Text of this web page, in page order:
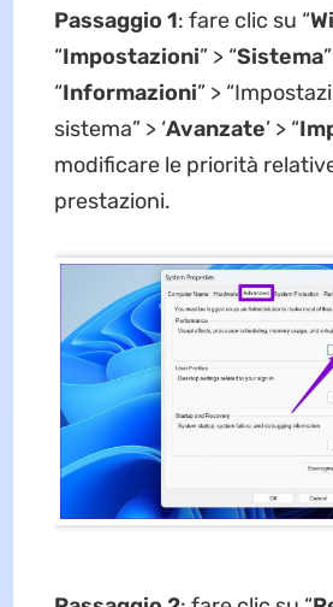
Passaggio 1: fare clic su “
“Impostazioni” > “Sistema
“Informazioni” >
sistema” > ‘Avanzate’ > “
modificare le priorità
prestazioni.